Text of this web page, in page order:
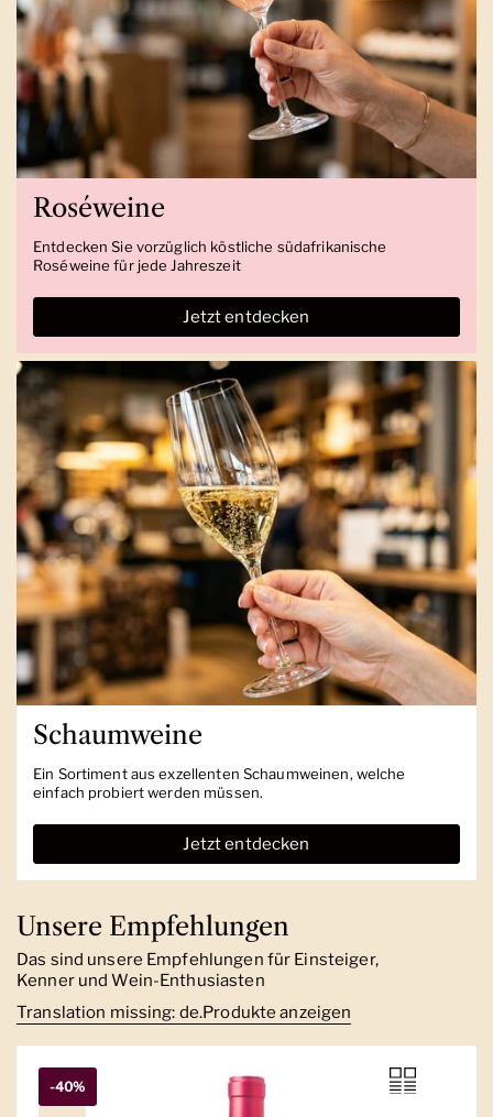
Roséweine
Entdecken Sie vorzüglich köstliche südafrikanische
Roséweine für jede Jahreszeit
Jetzt entdecken
Schaumweine
Ein Sortiment aus exzellenten Schaumweinen, welche
einfach probiert werden müssen.
Jetzt entdecken
Unsere Empfehlungen
Das sind unsere Empfehlungen für Einsteiger,
Kenner und Wein-Enthusiasten
Translation missing: de.Produkte anzeigen
-40%